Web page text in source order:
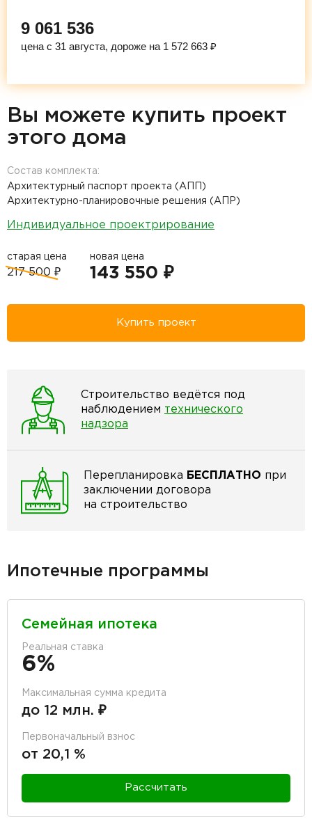
9 061 536
цена с 31 августа, дороже на 1 572 663 ₽
Вы можете купить проект
этого дома
Состав комплекта:
Архитектурный паспорт проекта (АПП)
Архитектурно-планировочные решения (АПР)
Индивидуальное проектрирование
старая цена
217 500 ₽
новая цена
143 550 ₽
Купить проект
Строительство ведётся под
наблюдением технического
надзора
Перепланировка БЕСПЛАТНО при
заключении договора
на строительство
Ипотечные программы
Семейная ипотека
Реальная ставка
6%
Максимальная сумма кредита
до 12 млн. ₽
Первоначальный взнос
от 20,1 %
Рассчитать